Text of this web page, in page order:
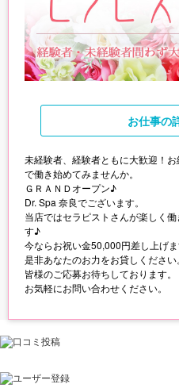
お仕事の
未経験者、経験者ともに大歓迎！
で働き始めてみませんか。
ＧＲＡＮＤオープン♪
Dr. Spa 奈良でございます。
当店ではセラピストさんが楽しく
す♪
今ならお祝い金50,000円差し上げま
是非あなたのお力をお貸しください。
皆様のご応募お待ちしております。
お気軽にお問い合わせください。